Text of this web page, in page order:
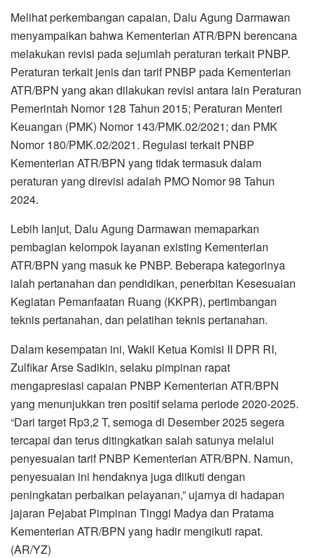
Melihat perkembangan capaian, Dalu Agung Darmawan
menyampaikan bahwa Kementerian ATR/BPN berencana
melakukan revisi pada sejumlah peraturan terkait PNBP.
Peraturan terkait jenis dan tarif PNBP pada Kementerian
ATR/BPN yang akan dilakukan revisi antara lain Peraturan
Pemerintah Nomor 128 Tahun 2015; Peraturan Menteri
Keuangan (PMK) Nomor 143/PMK.02/2021; dan PMK
Nomor 180/PMK.02/2021. Regulasi terkait PNBP
Kementerian ATR/BPN yang tidak termasuk dalam
peraturan yang direvisi adalah PMO Nomor 98 Tahun
2024.
Lebih lanjut, Dalu Agung Darmawan memaparkan
pembagian kelompok layanan existing Kementerian
ATR/BPN yang masuk ke PNBP. Beberapa kategorinya
ialah pertanahan dan pendidikan, penerbitan Kesesuaian
Kegiatan Pemanfaatan Ruang (KKPR), pertimbangan
teknis pertanahan, dan pelatihan teknis pertanahan.
Dalam kesempatan ini, Wakil Ketua Komisi II DPR RI,
Zulfikar Arse Sadikin, selaku pimpinan rapat
mengapresiasi capaian PNBP Kementerian ATR/BPN
yang menunjukkan tren positif selama periode 2020-2025.
“Dari target Rp3,2 T, semoga di Desember 2025 segera
tercapai dan terus ditingkatkan salah satunya melalui
penyesuaian tarif PNBP Kementerian ATR/BPN. Namun,
penyesuaian ini hendaknya juga diikuti dengan
peningkatan perbaikan pelayanan,” ujarnya di hadapan
jajaran Pejabat Pimpinan Tinggi Madya dan Pratama
Kementerian ATR/BPN yang hadir mengikuti rapat.
(AR/YZ)